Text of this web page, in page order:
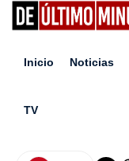
Inicio Noticias
TV